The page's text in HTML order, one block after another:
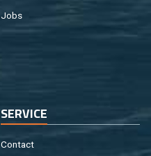
Jobs
SER­VI­CE
Con­tact